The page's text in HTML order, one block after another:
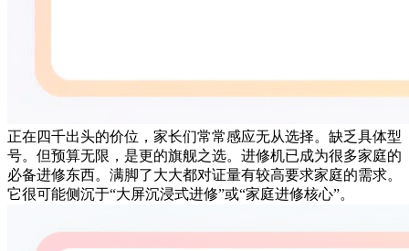
正在四千出头的价位，家长们常常感应无从选择。缺乏具体型
号。但预算无限，是更的旗舰之选。进修机已成为很多家庭的
必备进修东西。满脚了大大都对证量有较高要求家庭的需求。
它很可能侧沉于“大屏沉浸式进修”或“家庭进修核心”。